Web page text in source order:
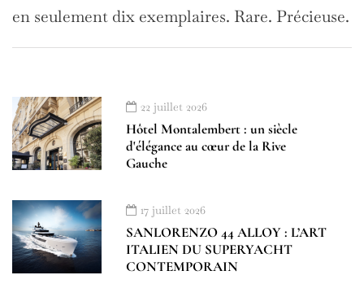
en seulement dix exemplaires. Rare. Précieuse.
22 juillet 2026
Hôtel Montalembert : un siècle
d'élégance au cœur de la Rive
Gauche
17 juillet 2026
SANLORENZO 44 ALLOY : L’ART
ITALIEN DU SUPERYACHT
CONTEMPORAIN